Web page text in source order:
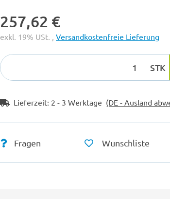
257,62 €
exkl. 19% USt. , Versandkostenfreie Lieferung
STK
Lieferzeit: 2 - 3 Werktage (DE - Ausland
Fragen Wunschliste